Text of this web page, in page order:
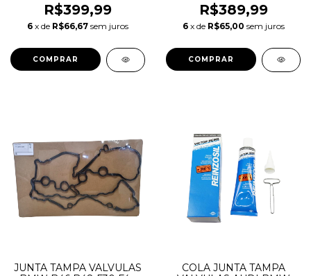
R$399,99
6 x de R$66,67 sem juros
R$389,99
6 x de R$65,00 sem juros
JUNTA TAMPA VALVULAS
COLA JUNTA TAMPA